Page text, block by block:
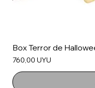
Box Terror de
Precio
760,00 UYU